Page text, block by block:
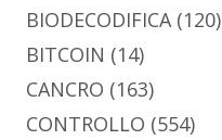
BIODECODIFICA(120)
BITCOIN (14)
CANCRO (163)
CONTROLLO (554)